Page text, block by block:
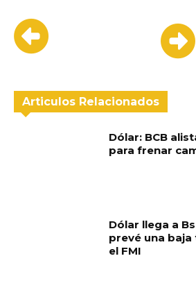
Articulos Relacionados
Dólar: BCB
para frenar
Dólar llega a
prevé una
el FMI